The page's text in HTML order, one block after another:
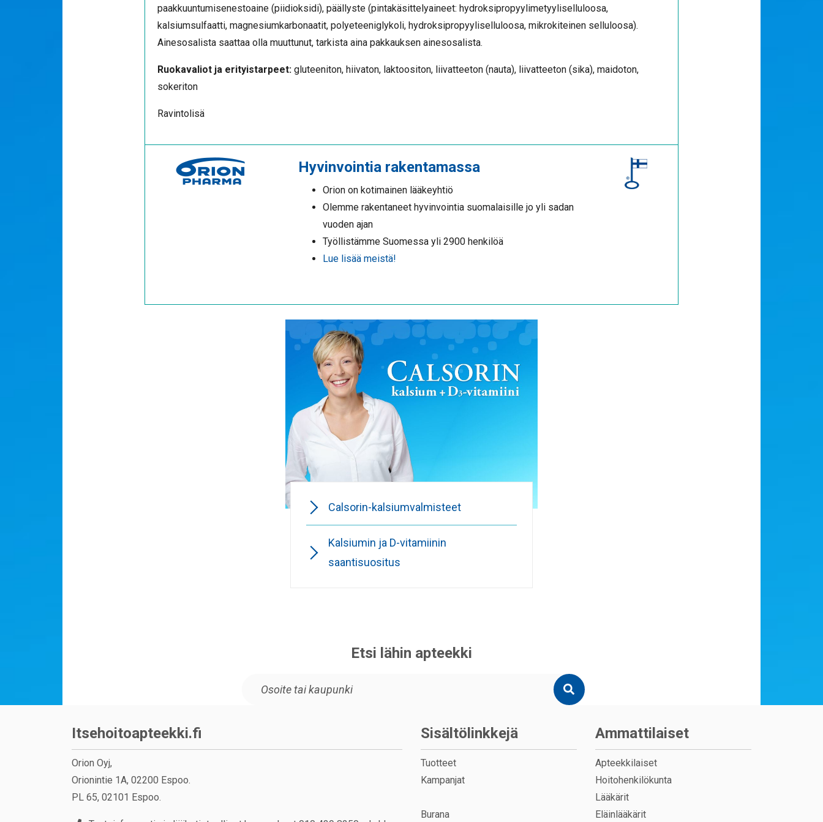
paakkuuntumisenestoaine (piidioksidi), päällyste (pintakäsittelyaineet: hydroksipropyylimetyyliselluloosa,
kalsiumsulfaatti, magnesiumkarbonaatit, polyeteeniglykoli, hydroksipropyyliselluloosa, mikrokiteinen selluloosa).
Ainesosalista saattaa olla muuttunut, tarkista aina pakkauksen ainesosalista.
Ruokavaliot ja erityistarpeet: gluteeniton, hiivaton, laktoositon, liivatteeton (nauta), liivatteeton (sika), maidoton,
sokeriton
Ravintolisä
Hyvinvointia rakentamassa
Orion on kotimainen lääkeyhtiö
Olemme rakentaneet hyvinvointia suomalaisille jo yli sadan
vuoden ajan
Työllistämme Suomessa yli 2900 henkilöä
Lue lisää meistä!
Calsorin-kalsiumvalmisteet
Kalsiumin ja D-vitamiinin
saantisuositus
Etsi lähin apteekki
Itsehoitoapteekki.fi
Orion Oyj,
Orionintie 1A, 02200 Espoo.
PL 65, 02101 Espoo.
Sisältölinkkejä
Tuotteet
Kampanjat
Burana
Ammattilaiset
Apteekkilaiset
Hoitohenkilökunta
Lääkärit
Eläinlääkärit